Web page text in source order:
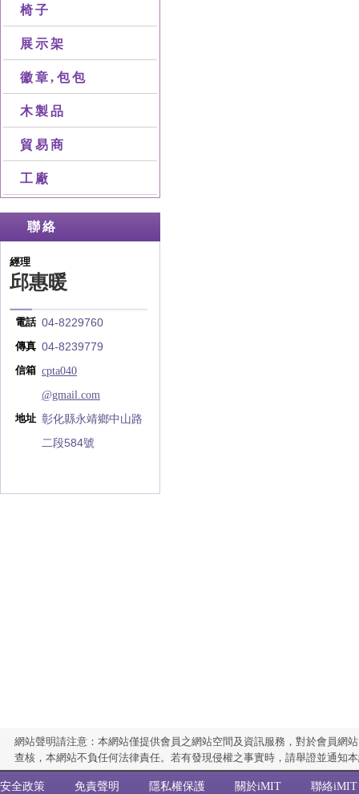
椅子
展示架
徽章,包包
木製品
貿易商
工廠
聯絡
經理
邱惠暖
電話 04-8229760
傳真 04-8239779
信箱 cpta040
@gmail.com
地址 彰化縣永靖鄉中山路
二段584號
網站聲明請注意：本網站僅提供會員之網站空間及資訊服務，對於會員網
查核，本網站不負任何法律責任。若有發現侵權之事實時，請舉證並通知
安全政策 免責聲明 隱私權保護 關於iMIT 聯絡iMIT